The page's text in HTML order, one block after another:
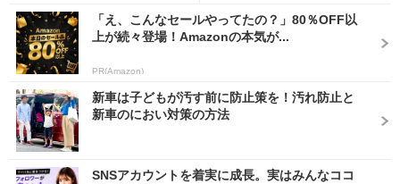
「え、こんなセールやってたの？」80％OFF以
上が続々登場！Amazonの本気が...
PR(Amazon)
新車は子どもが汚す前に防止策を！汚れ防止と
新車のにおい対策の方法
SNSアカウントを着実に成長。実はみんなココ